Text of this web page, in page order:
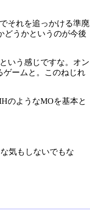
それを追っかける準廃
どうかというのが今後
いう感じですな。オン
ゲームと。このねじれ
のようなMOを基本と
気もしないでもな